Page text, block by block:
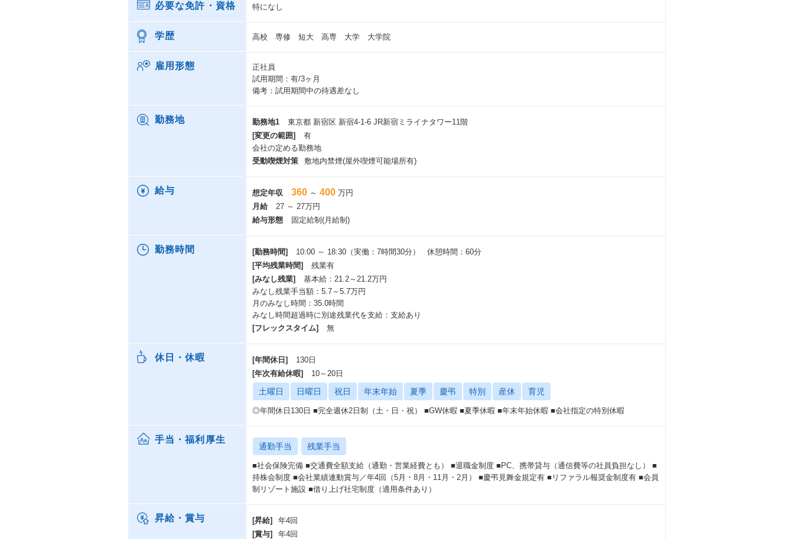
必要な免許・資格 特になし
学歴 高校 専修 短大 高専 大学 大学院
雇用形態
正社員
試用期間：有/3ヶ月
備考：試用期間中の待遇差なし
勤務地 勤務地1
東京都 新宿区 新宿4-1-6 JR新宿ミライナタワー11階
[変更の範囲]
有
会社の定める勤務地
受動喫煙対策
敷地内禁煙(屋外喫煙可能場所有)
給与 想定年収 360 ～ 400 万円
月給
27 ～ 27万円
給与形態
固定給制(月給制)
勤務時間 [勤務時間]
10:00 ～ 18:30（実働：7時間30分） 休憩時間：60分
[平均残業時間]
残業有
[みなし残業]
基本給：21.2～21.2万円
みなし残業手当額：5.7～5.7万円
月のみなし時間：35.0時間
みなし時間超過時に別途残業代を支給：支給あり
[フレックスタイム]
無
休日・休暇 [年間休日]
130日
[年次有給休暇]
10～20日
土曜日 日曜日 祝日 年末年始 夏季 慶弔 特別 産休 育児
◎年間休日130日 ■完全週休2日制（土・日・祝） ■GW休暇 ■夏季休暇 ■年末年始休暇 ■会社指定の特別休暇
手当・福利厚生
通勤手当 残業手当
■社会保険完備 ■交通費全額支給（通勤・営業経費とも） ■退職金制度 ■PC、携帯貸与（通信費等の社員負担なし） ■
持株会制度 ■会社業績連動賞与／年4回（5月・8月・11月・2月） ■慶弔見舞金規定有 ■リファラル報奨金制度有 ■会員
制リゾート施設 ■借り上げ社宅制度（適用条件あり）
昇給・賞与 [昇給]
年4回
[賞与]
年4回